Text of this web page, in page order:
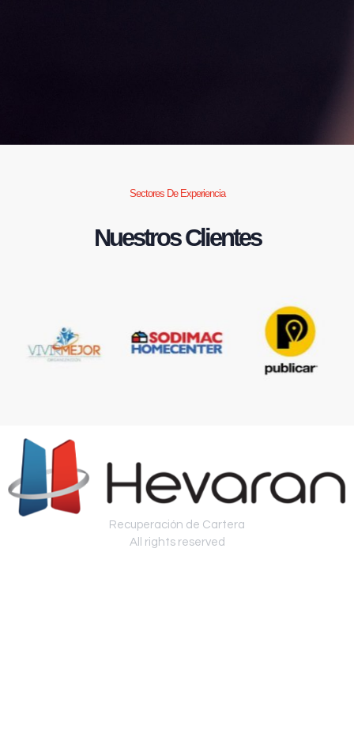
Sectores De Experiencia
Nuestros Clientes
Recuperación de Cartera
All rights reserved